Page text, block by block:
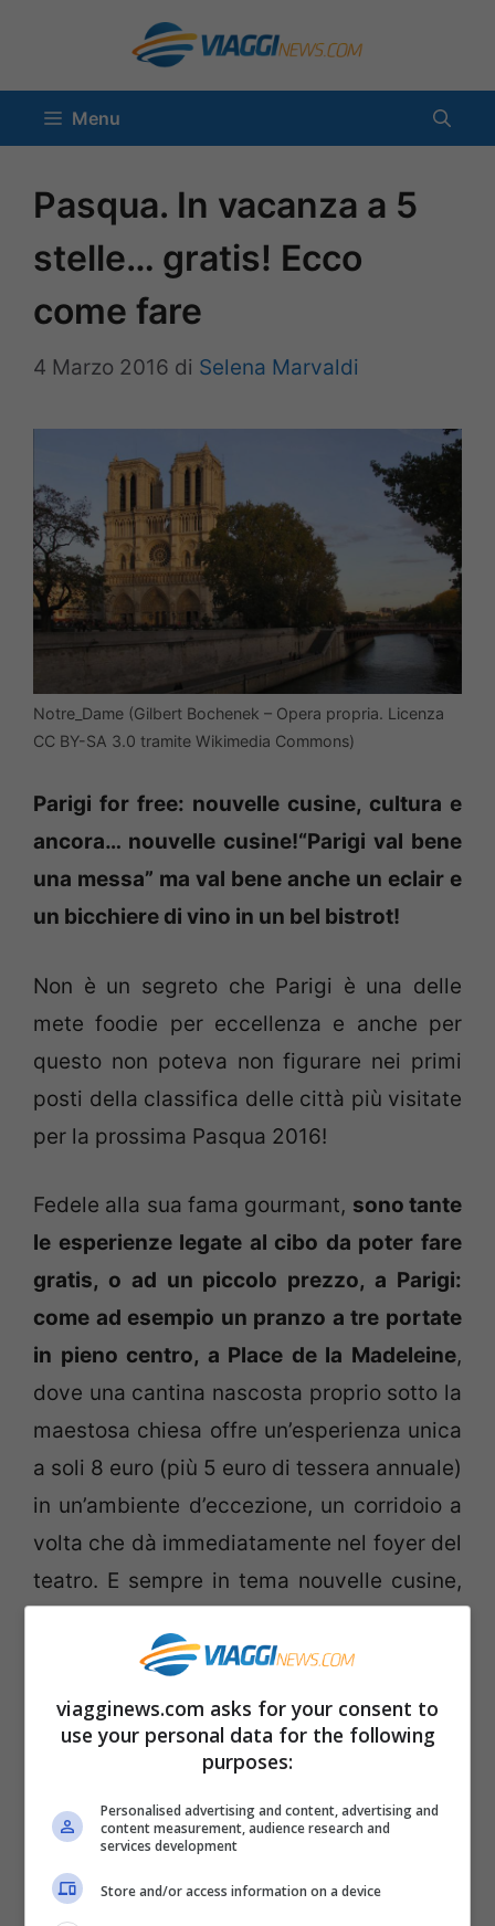
contenuto
Menu
Pasqua. In vacanza a 5
stelle… gratis! Ecco
come fare
4 Marzo 2016 di Selena Marvaldi
Notre_Dame (Gilbert Bochenek – Opera propria. Licenza
CC BY-SA 3.0 tramite Wikimedia Commons)
Parigi for free: nouvelle cusine, cultura e
ancora… nouvelle cusine!“Parigi val bene
una messa” ma val bene anche un eclair e
un bicchiere di vino in un bel bistrot!
Non è un segreto che Parigi è una delle
metefoodie per eccellenza e anche per
questo non poteva non figurare nei primi
posti della classifica delle città più visitate
per la prossima Pasqua 2016!
Fedele alla sua fama gourmant, sono tante
le esperienze legate al cibo da poter fare
gratis, o ad un piccolo prezzo, a Parigi:
come ad esempio un pranzo a tre portate
in pieno centro, a Place de la Madeleine,
dove una cantina nascosta proprio sotto la
maestosa chiesa offre un’esperienza unica
a soli 8 euro (più 5 euro di tessera annuale)
in un’ambiente d’eccezione, un corridoio a
volta che dà immediatamente nel foyer del
teatro. E sempre in tema nouvelle cusine,
Amateur offre in continuazione
modo decisamente alternativo per
festeggiare la Pasqua!
Inoltre,per gli amanti del teatro e della
cultura, la C
viagginews.com asks for your consent to
use your personal data for the following
purposes:
Personalised advertising and content, advertising and
content measurement, audience research and
services development
Store and/or access information on a device